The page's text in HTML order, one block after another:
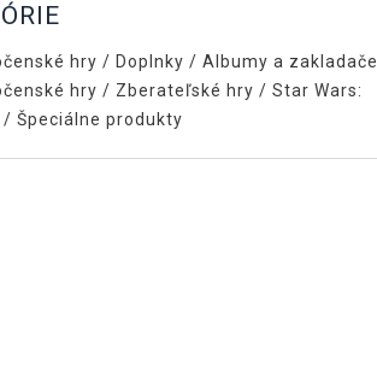
hry / Doplnky / Albumy a zakladače
hry / Zberateľské hry / Star Wars:
/ Špeciálne produkty